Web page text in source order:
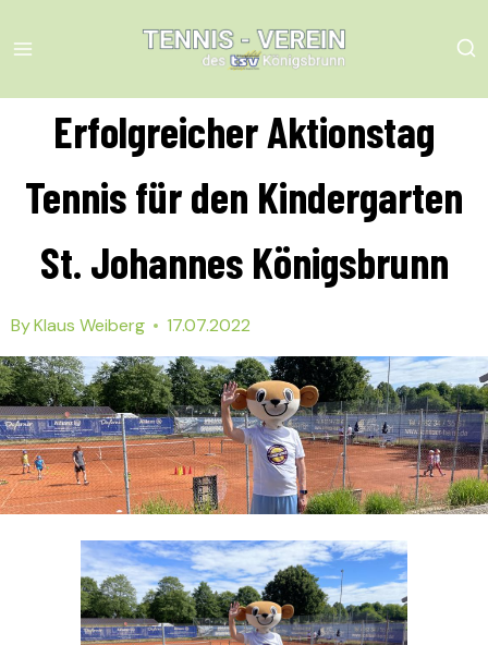
to
Erfolgreicher Aktionstag
Tennis für den Kindergarten
St. Johannes Königsbrunn
ByKlaus Weiberg 17.07.2022